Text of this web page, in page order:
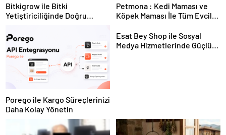
Bitkigrow ile Bitki
Yetiştiriciliğinde Doğru
Petmona : Kedi Maması ve
Köpek Maması İle Tüm Evcil
Porego ile Kargo Süreçlerinizi
Daha Kolay Yönetin
Esat Bey Shop ile Sosyal
Medya Hizmetlerinde Güçlü